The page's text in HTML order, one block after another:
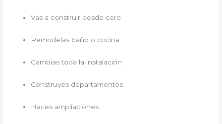
Vas a construir desde cero
Remodelas baño o cocina
Cambias toda la instalación
Construyes departamentos
Haces ampliaciones